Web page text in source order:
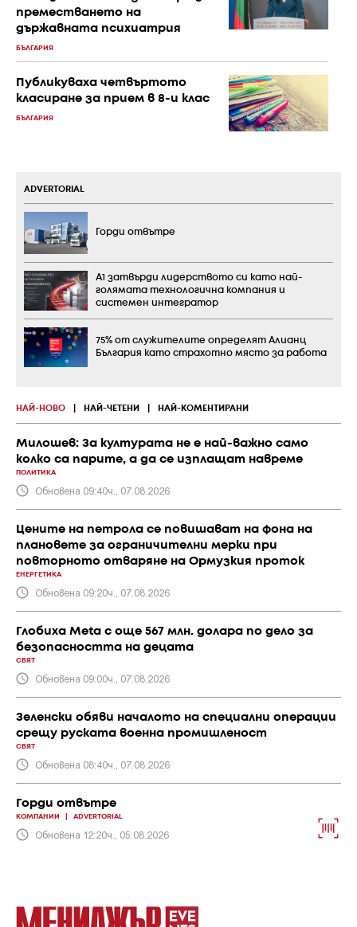
преместването на
държавната психиатрия
БЪЛГАРИЯ
Публикуваха четвъртото
класиране за прием в 8-и клас
БЪЛГАРИЯ
НАЙ-НОВО НАЙ-ЧЕТЕНИ НАЙ-КОМЕНТИРАНИ
Милошев: За културата не е най-важно само
колко са парите, а да се изплащат навреме
ПОЛИТИКА
Обновена 09:40ч., 07.08.2026
Цените на петрола се повишават на фона на
плановете за ограничителни мерки при
повторното отваряне на Ормузкия проток
ЕНЕРГЕТИКА
Обновена 09:20ч., 07.08.2026
Глобиха Meta с още 567 млн. долара по дело за
безопасността на децата
СВЯТ
Обновена 09:00ч., 07.08.2026
Зеленски обяви началото на специални операции
срещу руската военна промишленост
СВЯТ
Обновена 08:40ч., 07.08.2026
Горди отвътре
КОМПАНИИ ADVERTORIAL
Обновена 12:20ч., 05.08.2026
ADVERTORIAL
Горди отвътре
А1 затвърди лидерството си като най-
голямата технологична компания и
системен интегратор
75% от служителите определят Алианц
България като страхотно място за работа